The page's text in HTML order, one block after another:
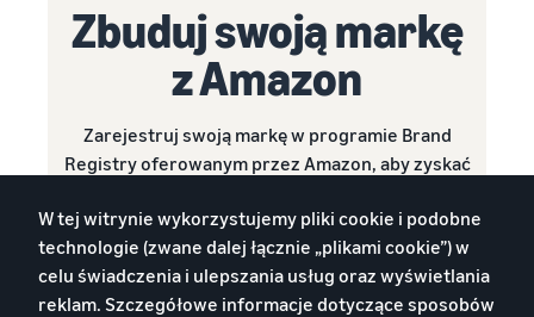
Zbuduj swoją markę
z Amazon
Zarejestruj swoją markę w programie Brand
Registry oferowanym przez Amazon, aby zyskać
marki oraz funkcji ochrony.
Zarejestruj swoją markę
W tej witrynie wykorzystujemy pliki cookie i podobne
technologie (zwane dalej łącznie „plikami cookie”) w
celu świadczenia i ulepszania usług oraz wyświetlania
reklam. Szczegółowe informacje dotyczące sposobów